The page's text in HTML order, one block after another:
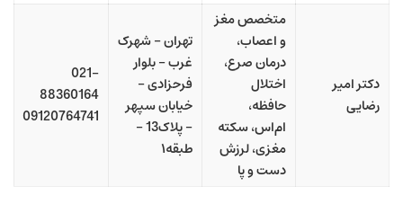
دکتر امیر
رضایی
متخصص مغز
و اعصاب،
درمان صرع،
اختلال
حافظه،
ام‌اس، سکته
مغزی، لرزش
دست و پا
تهران – شهرک
غرب – بلوار
فرحزادی –
خیابان سپهر
– پلاک13 –
طبقه۱
021-
88360164
09120764741